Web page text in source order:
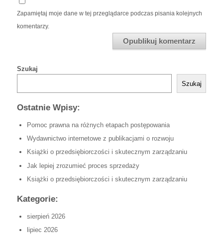
Zapamiętaj moje dane w tej przeglądarce podczas pisania kolejnych
komentarzy.
Szukaj
Szukaj
Ostatnie Wpisy:
Pomoc prawna na różnych etapach postępowania
Wydawnictwo internetowe z publikacjami o rozwoju
Książki o przedsiębiorczości i skutecznym zarządzaniu
Jak lepiej zrozumieć proces sprzedaży
Książki o przedsiębiorczości i skutecznym zarządzaniu
Kategorie:
sierpień 2026
lipiec 2026